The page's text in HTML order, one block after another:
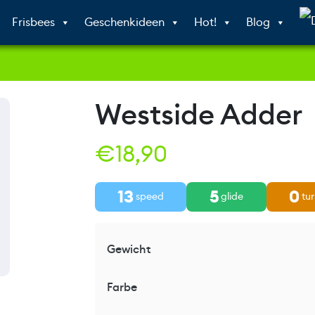
Frisbees Geschenkideen Hot!
Blog
Westside Adder
€18,90
13 speed 5glide 0
Gewicht
Farbe